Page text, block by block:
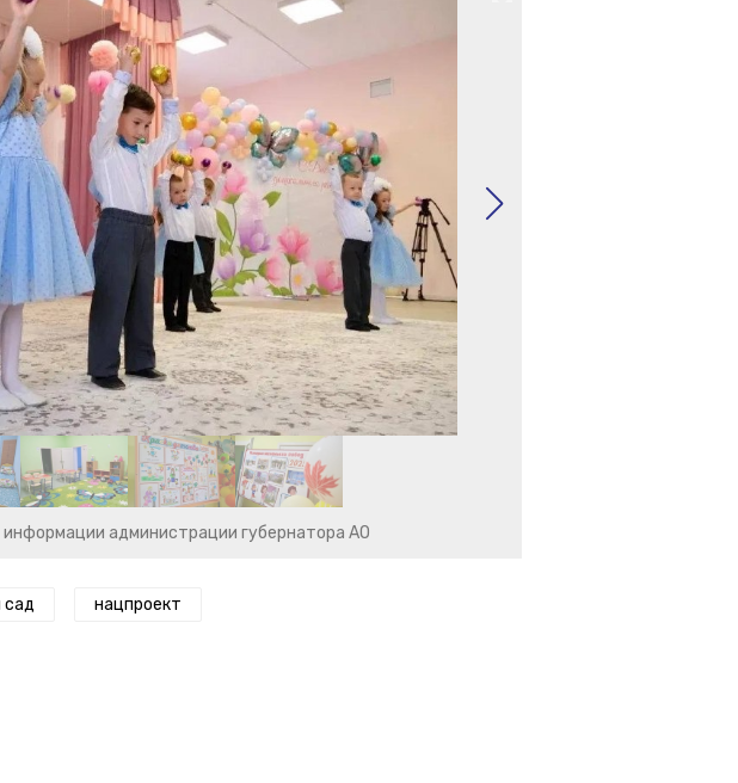
администрации губернатора АО
сад нацпроект